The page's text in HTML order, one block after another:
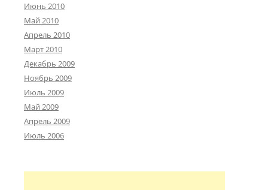
Июнь 2010
Май 2010
Апрель 2010
Март 2010
Декабрь 2009
Ноябрь 2009
Июль 2009
Май 2009
Апрель 2009
Июль 2006